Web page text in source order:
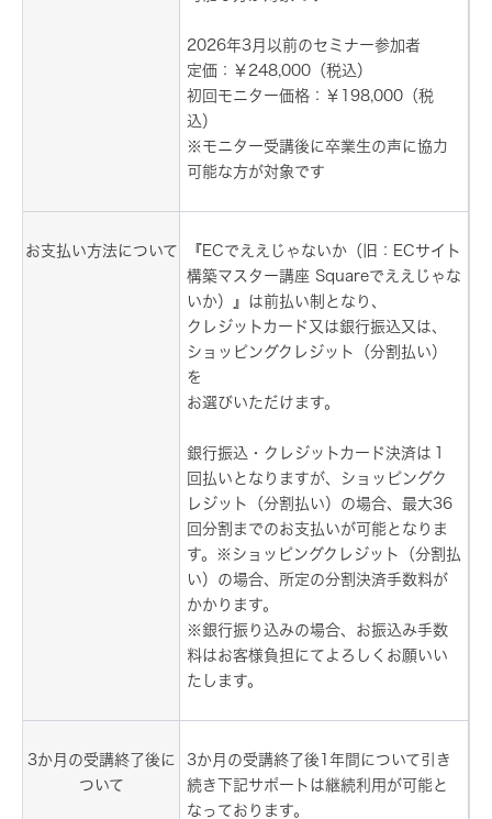
2026年3月以前のセミナー参加者
定価：￥248,000（税込）
初回モニター価格：￥198,000（税
込）
※モニター受講後に卒業生の声に協力
可能な方が対象です
お支払い方法について
『ECでええじゃないか（旧：ECサイト
構築マスター講座 Squareでええじゃな
いか）』は前払い制となり、
クレジットカード又は銀行振込又は、
ショッピングクレジット（分割払い）
を
お選びいただけます。
銀行振込・クレジットカード決済は１
回払いとなりますが、ショッピングク
レジット（分割払い）の場合、最大36
回分割までのお支払いが可能となりま
す。※ショッピングクレジット（分割払
い）の場合、所定の分割決済手数料が
かかります。
※銀行振り込みの場合、お振込み手数
料はお客様負担にてよろしくお願いい
たします。
3か月の受講終了後に
ついて
3か月の受講終了後1年間について引き
続き下記サポートは継続利用が可能と
なっております。